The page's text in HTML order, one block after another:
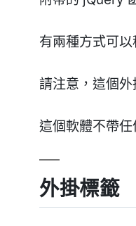
有兩種方式可
請注意，這個
這個軟體不帶任
外掛標籤